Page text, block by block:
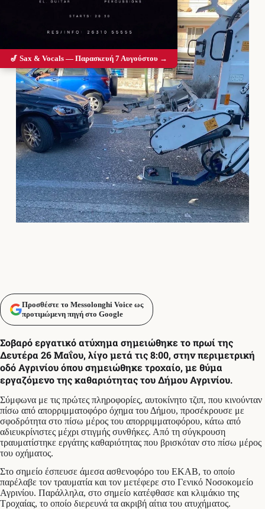
Προσθέστε το Messolonghi Voice ως
προτιμώμενη πηγή στο Google
Σοβαρό εργατικό ατύχημα σημειώθηκε το πρωί της
Δευτέρα 26 Μαΐου, λίγο μετά τις 8:00, στην περιμετρική
οδό Αγρινίου όπου σημειώθηκε τροχαίο, με θύμα
εργαζόμενο της καθαριότητας του Δήμου Αγρινίου.
Σύμφωνα με τις πρώτες πληροφορίες, αυτοκίνητο τζιπ, που κινούνταν
πίσω από απορριμματοφόρο όχημα του Δήμου, προσέκρουσε με
σφοδρότητα στο πίσω μέρος του απορριμματοφόρου, κάτω από
αδιευκρίνιστες μέχρι στιγμής συνθήκες. Από τη σύγκρουση
τραυματίστηκε εργάτης καθαριότητας που βρισκόταν στο πίσω μέρος
του οχήματος.
Στο σημείο έσπευσε άμεσα ασθενοφόρο του ΕΚΑΒ, το οποίο
παρέλαβε τον τραυματία και τον μετέφερε στο Γενικό Νοσοκομείο
Αγρινίου. Παράλληλα, στο σημείο κατέφθασε και κλιμάκιο της
Τροχαίας, το οποίο διερευνά τα ακριβή αίτια του ατυχήματος.
🎷 Sax & Vocals — Παρασκευή 7 Αυγούστου →